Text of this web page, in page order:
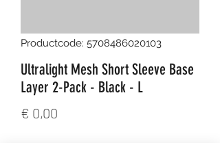
Productcode: 5708486020103
Ultralight Mesh Short Sleeve Base
Layer 2-Pack - Black - L
€ 0,00